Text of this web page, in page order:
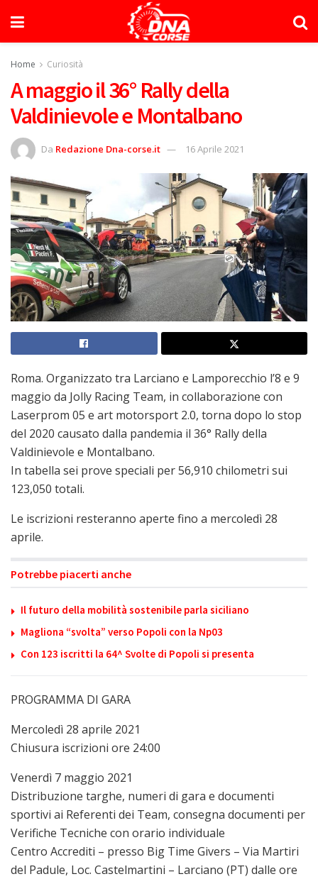
Home Curiosità
A maggio il 36° Rally della
Valdinievole e Montalbano
Da Redazione Dna-corse.it 16 Aprile 2021
Roma. Organizzato tra Larciano e Lamporecchio l’8 e 9
maggio da Jolly Racing Team, in collaborazione con
Laserprom 05 e art motorsport 2.0, torna dopo lo stop
del 2020 causato dalla pandemia il 36° Rally della
Valdinievole e Montalbano.
In tabella sei prove speciali per 56,910 chilometri sui
123,050 totali.
Le iscrizioni resteranno aperte fino a mercoledì 28
aprile.
Potrebbe piacerti anche
Il futuro della mobilità sostenibile parla siciliano
Magliona “svolta” verso Popoli con la Np03
Con 123 iscritti la 64^ Svolte di Popoli si presenta
PROGRAMMA DI GARA
Mercoledì 28 aprile 2021
Chiusura iscrizioni ore 24:00
Venerdì 7 maggio 2021
Distribuzione targhe, numeri di gara e documenti
sportivi ai Referenti dei Team, consegna documenti per
Verifiche Tecniche con orario individuale
Centro Accrediti – presso Big Time Givers – Via Martiri
del Padule, Loc. Castelmartini – Larciano (PT) dalle ore